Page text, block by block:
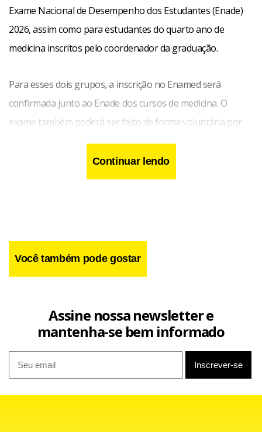
Exame Nacional de Desempenho dos Estudantes (Enade)
2026, assim como para estudantes do quarto ano de
medicina inscritos pelo coordenador da graduação.
Para esses dois grupos, a inscrição no Enamed será
confirmada junto ao Enade dos cursos de medicina. O
exame também poderá ser feito de forma voluntária por
médicos já graduados que queiram usar o resultado nos
processos seletivos das especialidades médicas de acesso
direto do Exame Nacional de Residência (Enare) 2026/2027.
Continuar lendo
Você também pode gostar
Assine nossa newsletter e
mantenha-se bem informado